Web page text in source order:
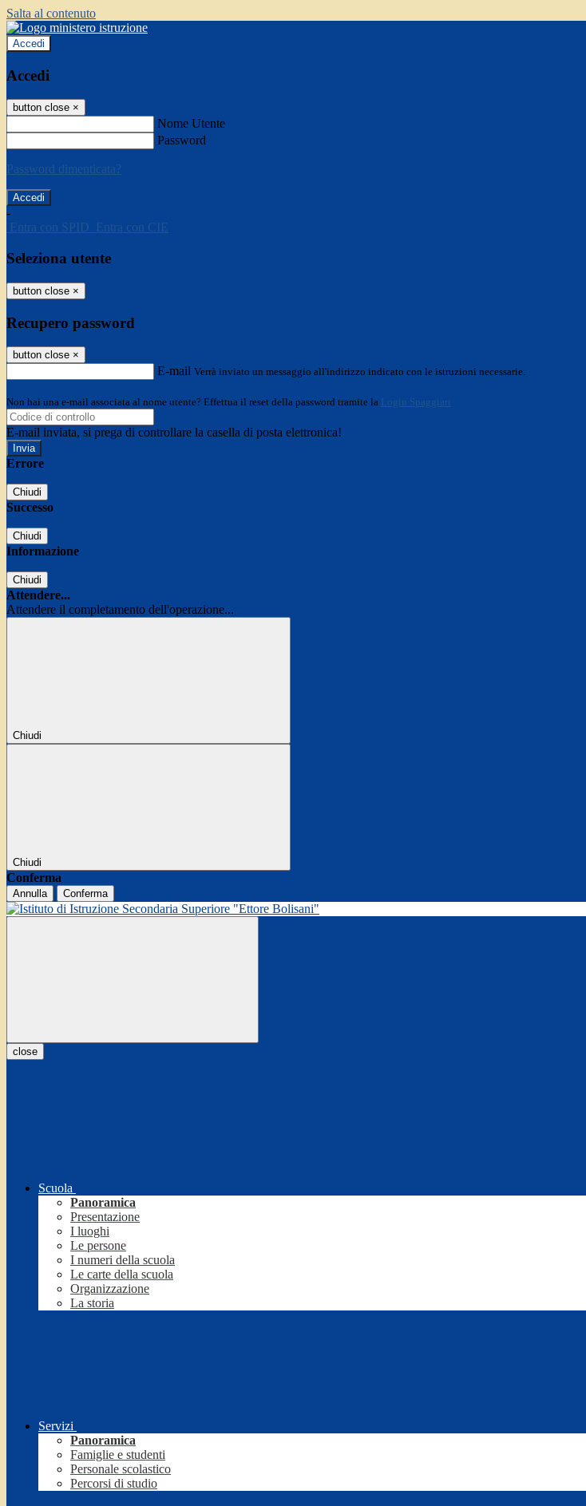
Salta al contenuto
Accedi
Accedi
button close ×
Nome Utente
Password
Password dimenticata?
-
Entra con SPID
Entra con CIE
Seleziona utente
button close ×
Recupero password
button close ×
E-mail Verrà inviato un messaggio all'indirizzo indicato con le istruzioni necessarie.
Non hai una e-mail associata al nome utente? Effettua il reset della password tramite la Login Spaggiari
E-mail inviata, si prega di controllare la casella di posta elettronica!
Errore
Chiudi
Successo
Chiudi
Informazione
Chiudi
Attendere...
Attendere il completamento dell'operazione...
Chiudi
Chiudi
Conferma
Annulla Conferma
close
Scuola
Panoramica
Presentazione
I luoghi
Le persone
I numeri della scuola
Le carte della scuola
Organizzazione
La storia
Servizi
Panoramica
Famiglie e studenti
Personale scolastico
Percorsi di studio